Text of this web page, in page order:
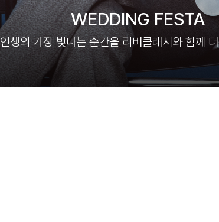
WEDDING FESTA
인생의 가장 빛나는 순간을 리버클래시와 함께